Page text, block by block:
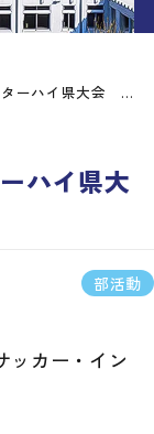
ハイ県大会 結果
ハイ県大
部活動
ッカー・イン